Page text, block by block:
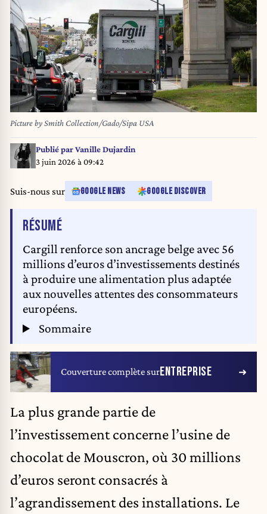
Picture by Smith Collection/Gado/Sipa USA
Publié parVanille Dujardin
3 juin 2026 à 09:42
Suis-nous sur GOOGLE NEWS GOOGLE DISCOVER
RÉSUMÉDE L'ARTICLE
Cargill renforce son ancrage belge avec 56
millions d’euros d’investissements destinés
à produire une alimentation plus adaptée
aux nouvelles attentes des consommateurs
européens.
Sommaire
Couverture complète surENTREPRISE
La plus grande partie de
l’investissement concerne l’usine de
chocolat de Mouscron, où 30 millions
d’euros seront consacrés à
l’agrandissement des installations. Le